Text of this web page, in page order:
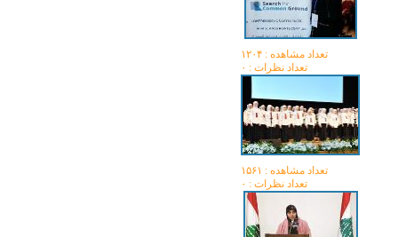
تعداد مشاهده :‌ ۱۲۰۴
تعداد نظرات : ۰
تعداد مشاهده :‌ ۱۵۶۱
تعداد نظرات : ۰